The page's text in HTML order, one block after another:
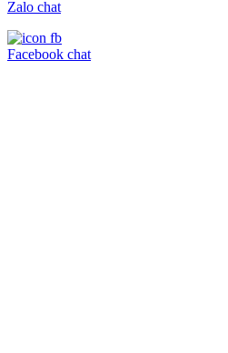
Zalo chat
Facebook chat